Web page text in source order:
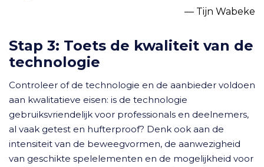
Tijn Wabeke
Stap 3: Toets de kwaliteit van de
technologie
Controleer of de technologie en de aanbieder voldoen
aan kwalitatieve eisen: is de technologie
gebruiksvriendelijk voor professionals en deelnemers,
al vaak getest en hufterproof? Denk ook aan de
intensiteit van de beweegvormen, de aanwezigheid
van geschikte spelelementen en de mogelijkheid voor